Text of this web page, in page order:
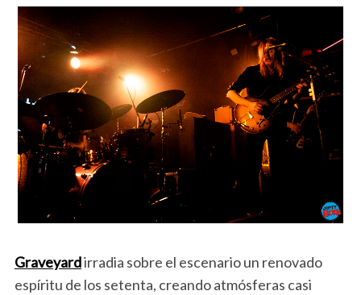
Graveyardirradia sobre el escenario un renovado
espíritu de los setenta, creando atmósferas casi